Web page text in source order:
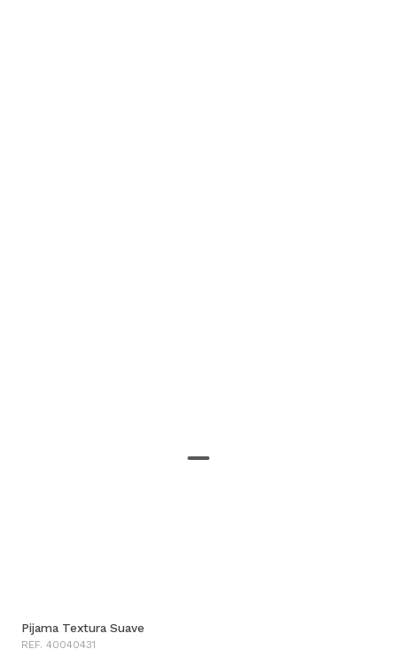
Pijama Textura Suave
REF. 40040431